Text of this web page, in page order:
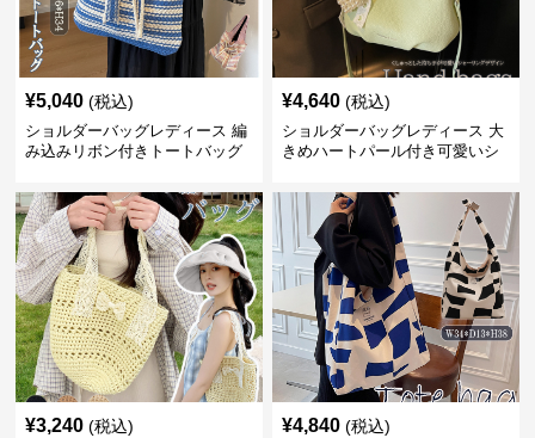
¥5,040 (税込)
ショルダーバッグレディース 編
み込みリボン付きトートバッグ
¥4,640 (税込)
ショルダーバッグレディース 大
きめハートパール付き可愛いシ
¥3,240 (税込) ¥4,840 (税込)